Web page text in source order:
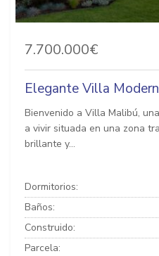
7.700.000€
Elegante Villa
Bienvenido a Villa Malibú,
a vivir situada en una zona
brillante y...
Dormitorios:
Baños:
Construido:
Parcela: